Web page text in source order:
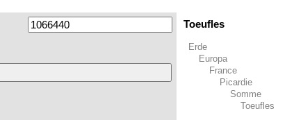
Toeufles
Erde
Europa
France
Picardie
Somme
Toeufles